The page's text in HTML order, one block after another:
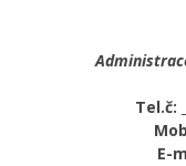
Tel.č:
E-